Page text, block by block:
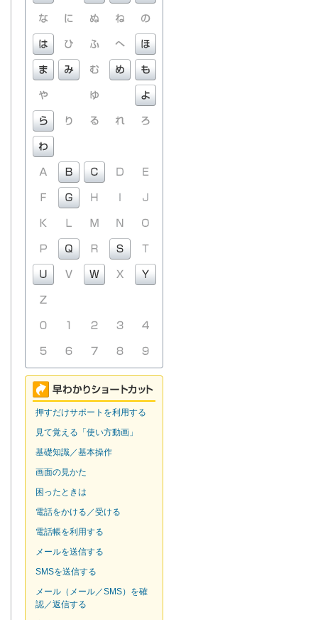
押すだけサポートを利用する
見て覚える「使い方動画」
基礎知識／基本操作
画面の見かた
困ったときは
電話をかける／受ける
電話帳を利用する
メールを送信する
SMSを送信する
メール（メール／SMS）を確
認／返信する